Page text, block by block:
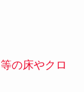
の床やクロ